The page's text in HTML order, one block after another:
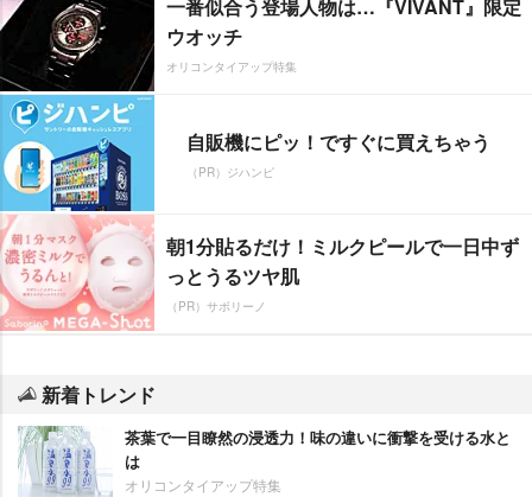
一番似合う登場人物は…『VIVANT』限定
ウオッチ
オリコンタイアップ特集
自販機にピッ！ですぐに買えちゃう
（PR）ジハンピ
朝1分貼るだけ！ミルクピールで一日中ず
っとうるツヤ肌
（PR）サボリーノ
新着トレンド
茶葉で一目瞭然の浸透力！味の違いに衝撃を受ける水と
は
オリコンタイアップ特集